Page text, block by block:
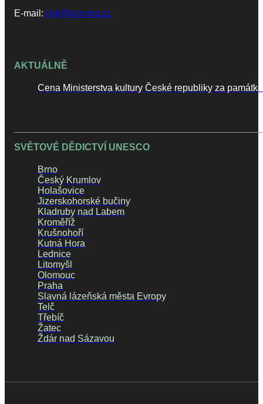
E-mail: cnk@icomos.cz
AKTUÁLNĚ
Cena Ministerstva kultury České republiky za
SVĚTOVÉ DĚDICTVÍ UNESCO
Brno
Český Krumlov
Holašovice
Jizerskohorské bučiny
Kladruby nad Labem
Kroměříž
Krušnohoří
Kutná Hora
Lednice
Litomyšl
Olomouc
Praha
Slavná lázeňská města Evropy
Telč
Třebíč
Žatec
Ždár nad Sázavou